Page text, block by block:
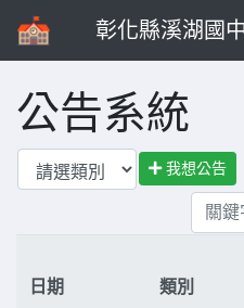
彰化縣溪湖國
公告系統
我想公告
日期 類別